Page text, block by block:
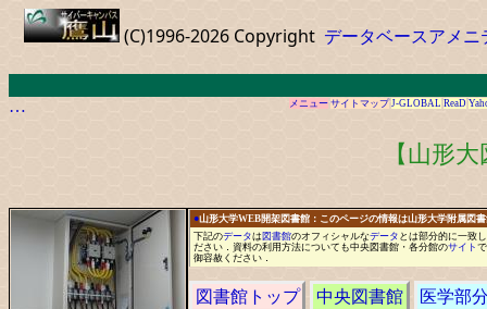
(C)1996-2026 Copyright データベースアメニ
… メニュー サイトマップ J-GLOBAL ReaD
【山形
●山形大学WEB開架図書館：このページの情報は山形大学附属図
下記のデータは 図書館のオフィシャルなデータ と は部分的に一致
ださい ． 資料の利用方法についても中央図書館 ・ 各分館のサイト
御容赦ください ．
図書館トップ 中央図書館
医学部